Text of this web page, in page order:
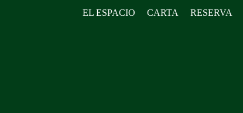
EL ESPACIO CARTA RESERVA